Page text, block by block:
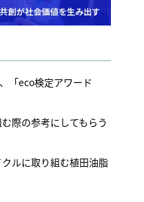
「eco検定アワード
際の参考にしてもらう
ルに取り組む植田油脂